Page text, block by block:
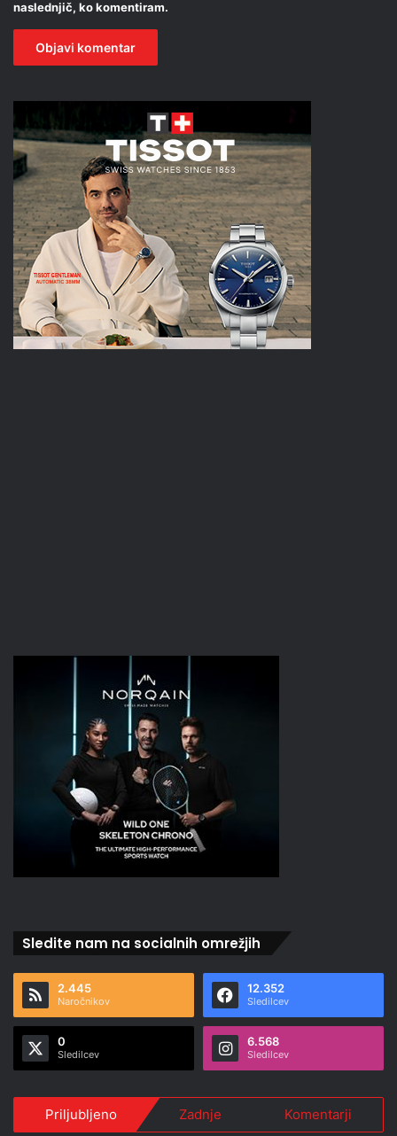
naslednjič, ko komentiram.
Sledite nam na socialnih omrežjih
2.445
Naročnikov
12.352
Sledilcev
0
Sledilcev
6.568
Sledilcev
Priljubljeno Zadnje Komentarji